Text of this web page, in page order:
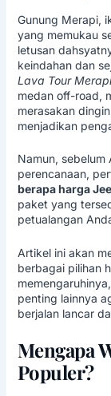
Gunung Merapi,
yang memukau
letusan
keindahan dan
Lava Tour Merapi
medan off-road,
merasakan
menjadikan
Namun, sebelum
perencanaan,
berapa harga
paket yang
petualangan
Artikel ini akan
berbagai pilihan
penting lainnya
berjalan lancar
Mengapa
Populer?